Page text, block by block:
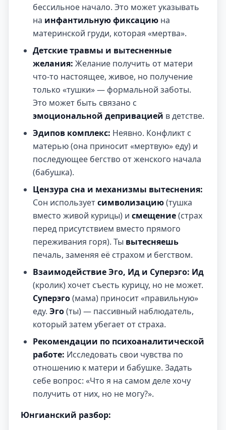
бессильное начало. Это может указывать
на инфантильную фиксацию на
материнской груди, которая «мертва».
Детские травмы и вытесненные
желания: Желание получить от матери
что-то настоящее, живое, но получение
только «тушки» — формальной заботы.
Это может быть связано с
эмоциональной депривацией в детстве.
Эдипов комплекс: Неявно. Конфликт с
матерью (она приносит «мертвую» еду) и
последующее бегство от женского начала
(бабушка).
Цензура сна и механизмы вытеснения:
Сон используетсимволизацию(тушка
вместо живой курицы) и смещение(страх
перед присутствием вместо прямого
переживания горя). Ты вытесняешь
печаль, заменяя её страхом и бегством.
Взаимодействие Эго, Ид и Суперэго: Ид
(кролик) хочет съесть курицу, но не может.
Суперэго(мама) приносит «правильную»
еду. Эго(ты) — пассивный наблюдатель,
который затем убегает от страха.
Рекомендации по психоаналитической
работе: Исследовать свои чувства по
отношению к матери и бабушке. Задать
себе вопрос: «Что я на самом деле хочу
получить от них, но не могу?».
Юнгианский разбор: